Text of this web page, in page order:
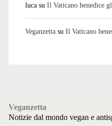
lucasu Il Vaticano benedice
Veganzettasu Il Vaticano
Veganzetta
Notizie dal mondo vegan e